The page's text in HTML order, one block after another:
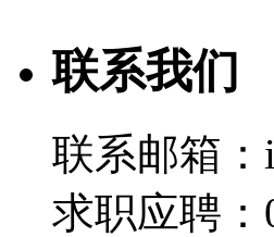
联系我们
联系邮箱：
求职应聘：